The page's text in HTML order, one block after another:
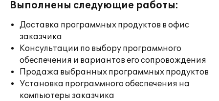
Выполнены следующие работы:
Доставка программных продуктов в офис
заказчика
Консультации по выбору программного
обеспечения и вариантов его сопровождения
Продажа выбранных программных продуктов
Установка программного обеспечения на
компьютеры заказчика